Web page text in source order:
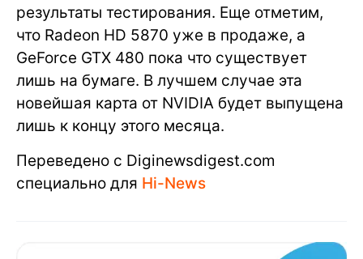
результаты тестирования. Еще отметим,
что Radeon HD 5870 уже в продаже, а
GeForce GTX 480 пока что существует
лишь на бумаге. В лучшем случае эта
новейшая карта от NVIDIA будет выпущена
лишь к концу этого месяца.
Переведено с Diginewsdigest.com
специально для Hi-News